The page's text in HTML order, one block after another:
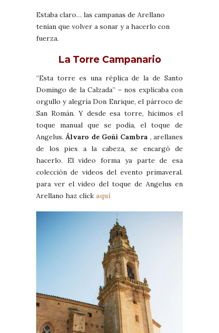
Estaba claro… las campanas de Arellano
tenían que volver a sonar y a hacerlo con
fuerza.
La Torre Campanario
“Esta torre es una réplica de la de Santo
Domingo de la Calzada” – nos explicaba con
orgullo y alegría Don Enrique, el párroco de
San Román. Y desde esa torre, hicimos el
toque manual que se podía, el toque de
Angelus.Álvaro de Goñi Cambra , arellanes
de los pies a la cabeza, se encargó de
hacerlo. El video forma ya parte de esa
colección de videos del evento primaveral.
para ver el video del toque de Angelus en
Arellano haz click aquí